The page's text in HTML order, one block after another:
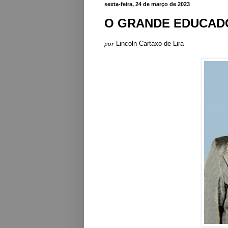
sexta-feira, 24 de março de 2023
O GRANDE
por Lincoln Cartaxo de Lira